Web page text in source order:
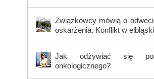
Związkowcy mówią o
oskarżenia. Konflikt w
Jak odżywiać się
onkologicznego?